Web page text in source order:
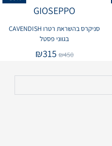
GIOSEPPO
סניקרס בהשראת רטרו CAVENDISH
בגווני פסטל
₪450
₪315